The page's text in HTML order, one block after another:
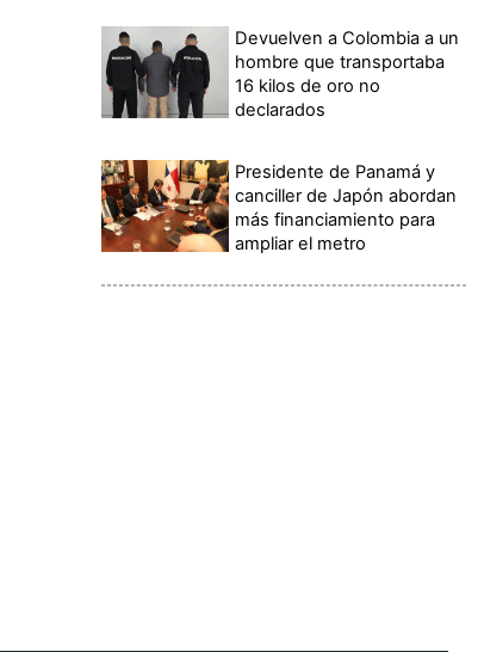
Devuelven a Colombia a un
hombre que transportaba
16 kilos de oro no
declarados
Presidente de Panamá y
canciller de Japón abordan
más financiamiento para
ampliar el metro